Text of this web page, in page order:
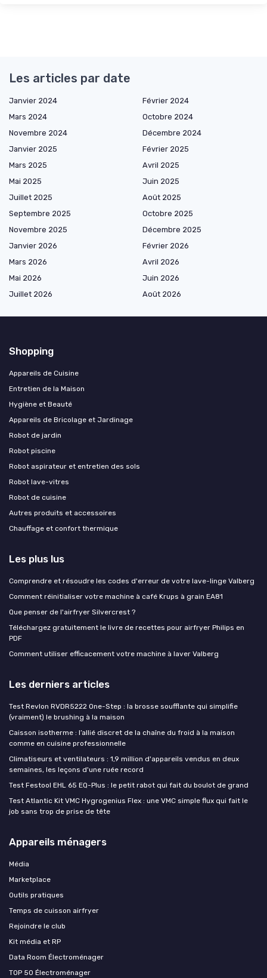
Les articles par date
Janvier 2024
Février 2024
Mars 2024
Octobre 2024
Novembre 2024
Décembre 2024
Janvier 2025
Février 2025
Mars 2025
Avril 2025
Mai 2025
Juin 2025
Juillet 2025
Août 2025
Septembre 2025
Octobre 2025
Novembre 2025
Décembre 2025
Janvier 2026
Février 2026
Mars 2026
Avril 2026
Mai 2026
Juin 2026
Juillet 2026
Août 2026
Shopping
Appareils de Cuisine
Entretien de la Maison
Hygiène et Beauté
Appareils de Bricolage et Jardinage
Robot de jardin
Robot piscine
Robot aspirateur et entretien des sols
Robot lave-vitres
Robot de cuisine
Autres produits et accessoires
Chauffage et confort thermique
Les plus lus
Comprendre et résoudre les codes d'erreur de votre lave-linge Valberg
Comment réinitialiser votre machine à café Krups à grain EA81
Que penser de l'airfryer Silvercrest ?
Téléchargez gratuitement le livre de recettes pour airfryer Philips en
PDF
Comment utiliser efficacement votre machine à laver Valberg
Les derniers articles
Test Revlon RVDR5222 One-Step : la brosse soufflante qui simplifie
(vraiment) le brushing à la maison
Caisson isotherme : l’allié discret de la chaîne du froid à la maison
comme en cuisine professionnelle
Climatiseurs et ventilateurs : 1,9 million d'appareils vendus en deux
semaines, les leçons d'une ruée record
Test Festool EHL 65 EQ-Plus : le petit rabot qui fait du boulot de grand
Test Atlantic Kit VMC Hygrogenius Flex : une VMC simple flux qui fait le
job sans trop de prise de tête
Appareils ménagers
Média
Marketplace
Outils pratiques
Temps de cuisson airfryer
Rejoindre le club
Kit média et RP
Data Room Électroménager
TOP 50 Électroménager